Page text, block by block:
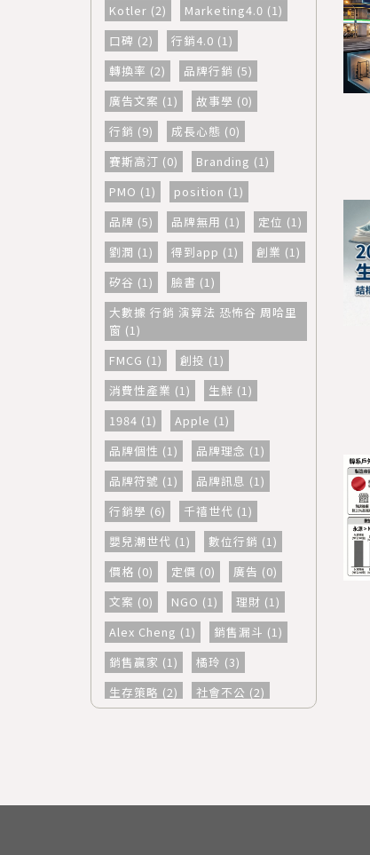
Kotler (2)
Marketing4.0 (1)
口碑 (2)
行銷4.0 (1)
轉換率 (2)
品牌行銷 (5)
廣告文案 (1)
故事學 (0)
行銷 (9)
成長心態 (0)
賽斯高汀 (0)
Branding (1)
PMO (1)
position (1)
品牌 (5)
品牌無用 (1)
定位 (1)
劉潤 (1)
得到app (1)
創業 (1)
矽谷 (1)
臉書 (1)
大數據 行銷 演算法 恐怖谷 周哈里
窗 (1)
FMCG (1)
創投 (1)
消費性產業 (1)
生鮮 (1)
1984 (1)
Apple (1)
品牌個性 (1)
品牌理念 (1)
品牌符號 (1)
品牌訊息 (1)
行銷學 (6)
千禧世代 (1)
嬰兒潮世代 (1)
數位行銷 (1)
價格 (0)
定價 (0)
廣告 (0)
文案 (0)
NGO (1)
理財 (1)
Alex Cheng (1)
銷售漏斗 (1)
銷售贏家 (1)
橘玲 (3)
生存策略 (2)
社會不公 (2)